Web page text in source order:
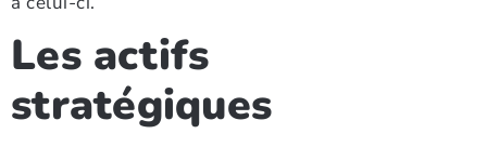
Les actifs
stratégiques